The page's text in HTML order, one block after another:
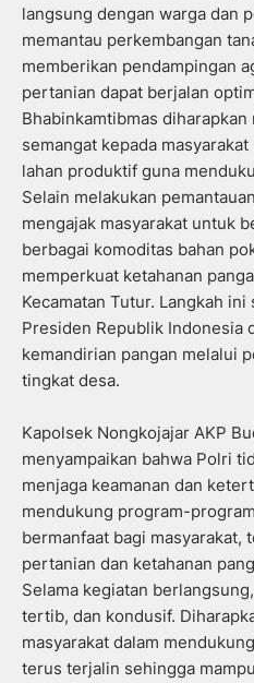
langsung dengan warga dan
memantau perkembangan
memberikan pendampingan
pertanian dapat berjalan
Bhabinkamtibmas
semangat kepada
lahan produktif guna
Selain melakukan
mengajak masyarakat untuk
berbagai komoditas bahan
memperkuat ketahanan
Kecamatan Tutur. Langkah
Presiden Republik Indonesia
kemandirian pangan melalui
tingkat desa.
Kapolsek Nongkojajar AKP
menyampaikan bahwa Polri
menjaga keamanan dan
mendukung program-
bermanfaat bagi masyarakat,
pertanian dan ketahanan
Selama kegiatan
tertib, dan kondusif.
masyarakat dalam
terus terjalin sehingga